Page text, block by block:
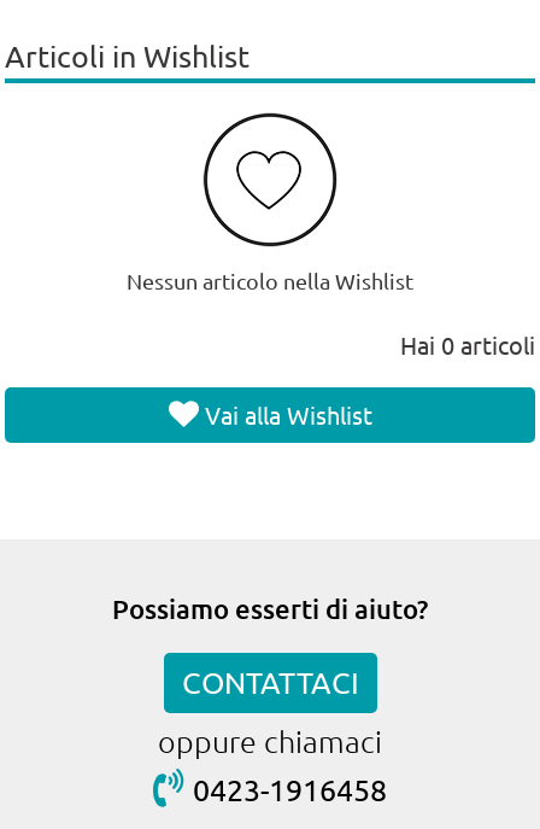
Articoli in Wishlist
Nessun articolo nella Wishlist
Hai 0 articoli
Vai alla Wishlist
Possiamo esserti di aiuto?
CONTATTACI
oppure chiamaci
0423-1916458